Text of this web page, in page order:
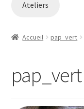
Ateliers
Accueil pap_vert
pap_vert